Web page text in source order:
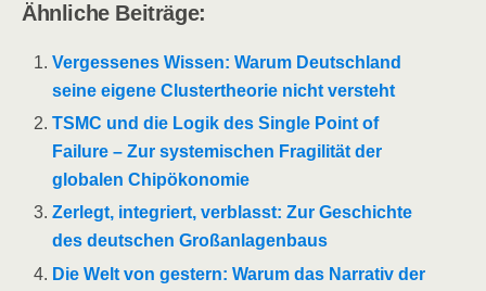
Ähnliche Beiträge:
Vergessenes Wissen: Warum Deutschland
seine eigene Clustertheorie nicht versteht
TSMC und die Logik des Single Point of
Failure – Zur systemischen Fragilität der
globalen Chipökonomie
Zerlegt, integriert, verblasst: Zur Geschichte
des deutschen Großanlagenbaus
Die Welt von gestern: Warum das Narrativ der